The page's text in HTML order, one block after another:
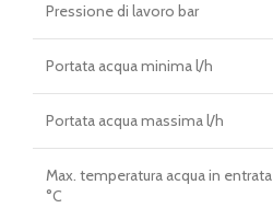
Pressione di lavoro bar
Portata acqua minima l/h
Portata acqua massima l/h
Max. temperatura acqua in entrata
°C